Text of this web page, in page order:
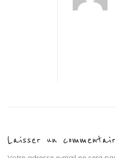
Laisser un